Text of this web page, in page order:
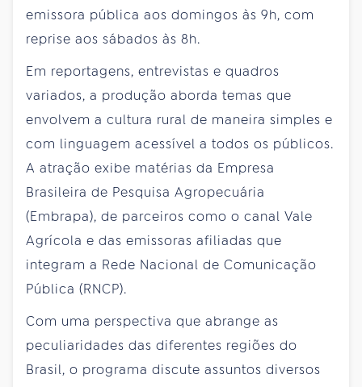
emissora pública aos domingos às 9h, com
reprise aos sábados às 8h.
Em reportagens, entrevistas e quadros
variados, a produção aborda temas que
envolvem a cultura rural de maneira simples e
com linguagem acessível a todos os públicos.
A atração exibe matérias da Empresa
Brasileira de Pesquisa Agropecuária
(Embrapa), de parceiros como o canal Vale
Agrícola e das emissoras afiliadas que
integram a Rede Nacional de Comunicação
Pública (RNCP).
Com uma perspectiva que abrange as
peculiaridades das diferentes regiões do
Brasil, o programa discute assuntos diversos